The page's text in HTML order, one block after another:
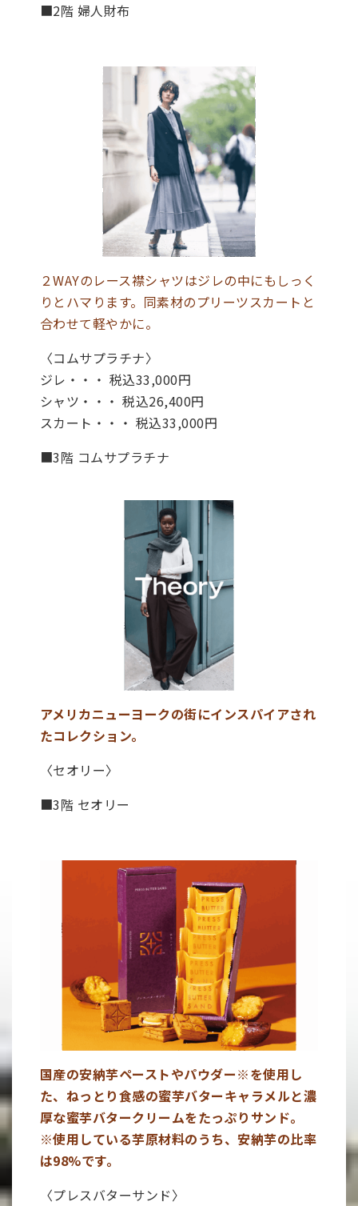
■2階 婦人財布
２WAYのレース襟シャツはジレの中にもしっく
りとハマります。同素材のプリーツスカートと
合わせて軽やかに。
〈コムサプラチナ〉
ジレ・・・ 税込33,000円
シャツ・・・ 税込26,400円
スカート・・・ 税込33,000円
■3階 コムサプラチナ
アメリカニューヨークの街にインスパイアされ
たコレクション。
〈セオリー〉
■3階 セオリー
国産の安納芋ペーストやパウダー※を使用し
た、ねっとり食感の蜜芋バターキャラメルと濃
厚な蜜芋バタークリームをたっぷりサンド。
※使用している芋原材料のうち、安納芋の比率
は98%です。
〈プレスバターサンド〉